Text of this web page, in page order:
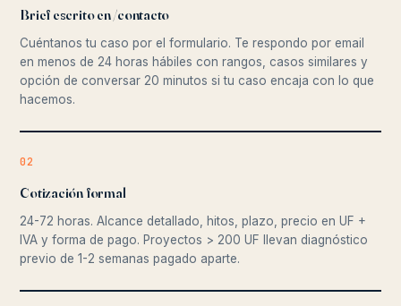
Brief escrito en /contacto
Cuéntanos tu caso por el formulario. Te respondo por email
en menos de 24 horas hábiles con rangos, casos similares y
opción de conversar 20 minutos si tu caso encaja con lo que
hacemos.
02
Cotización formal
24-72 horas. Alcance detallado, hitos, plazo, precio en UF +
IVA y forma de pago. Proyectos > 200 UF llevan diagnóstico
previo de 1-2 semanas pagado aparte.